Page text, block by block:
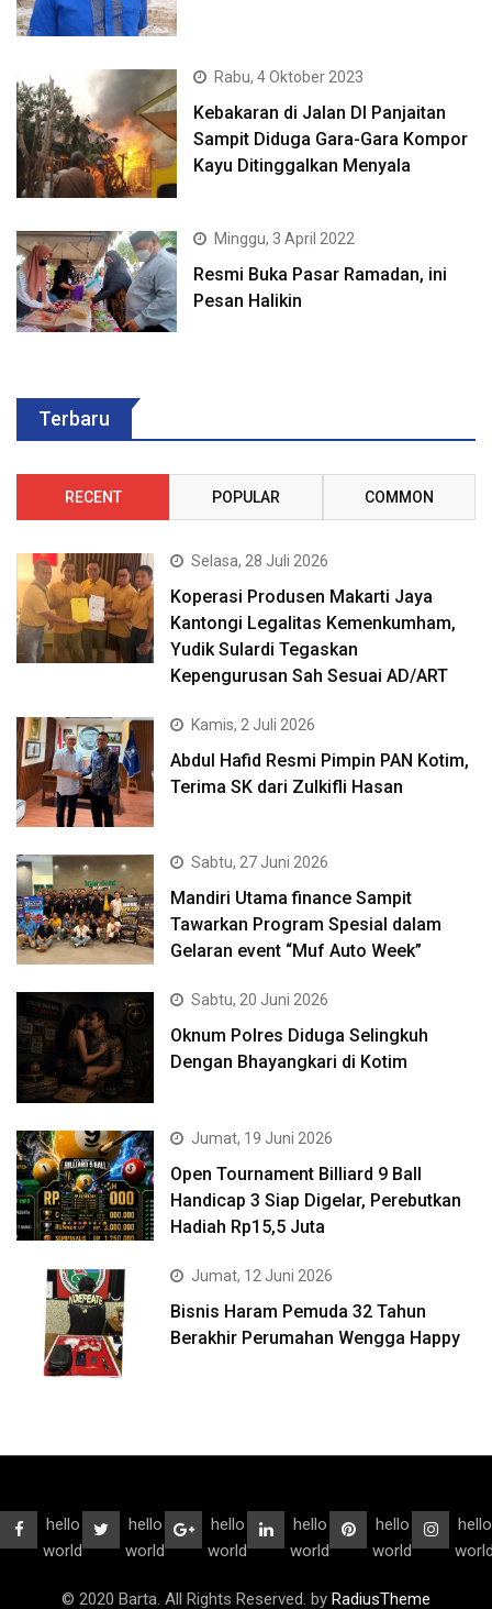
Rabu, 4 Oktober 2023
Kebakaran di Jalan DI Panjaitan
Sampit Diduga Gara-Gara Kompor
Kayu Ditinggalkan Menyala
Minggu, 3 April 2022
Resmi Buka Pasar Ramadan, ini
Pesan Halikin
Terbaru
RECENT POPULAR COMMON
Selasa, 28 Juli 2026
Koperasi Produsen Makarti Jaya
Kantongi Legalitas Kemenkumham,
Yudik Sulardi Tegaskan
Kepengurusan Sah Sesuai AD/ART
Kamis, 2 Juli 2026
Abdul Hafid Resmi Pimpin PAN Kotim,
Terima SK dari Zulkifli Hasan
Sabtu, 27 Juni 2026
Mandiri Utama finance Sampit
Tawarkan Program Spesial dalam
Gelaran event “Muf Auto Week”
Sabtu, 20 Juni 2026
Oknum Polres Diduga Selingkuh
Dengan Bhayangkari di Kotim
Jumat, 19 Juni 2026
Open Tournament Billiard 9 Ball
Handicap 3 Siap Digelar, Perebutkan
Hadiah Rp15,5 Juta
Jumat, 12 Juni 2026
Bisnis Haram Pemuda 32 Tahun
Berakhir Perumahan Wengga Happy
hello
world
hello
world
hello
world
hello
world
hello
world
hello
© 2020 Barta. All Rights Reserved. by RadiusTheme